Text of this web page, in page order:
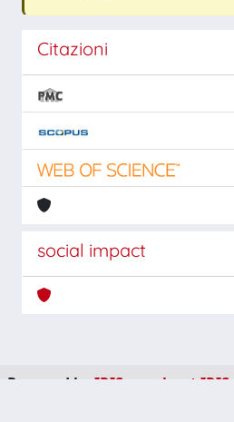
Citazioni
social impact
Powered by IRIS about IRIS